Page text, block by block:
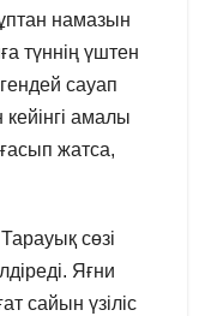
намазын
түннің үштен
сауап
кейінгі амалы
жатса,
сөзі
Яғни
сайын үзіліс